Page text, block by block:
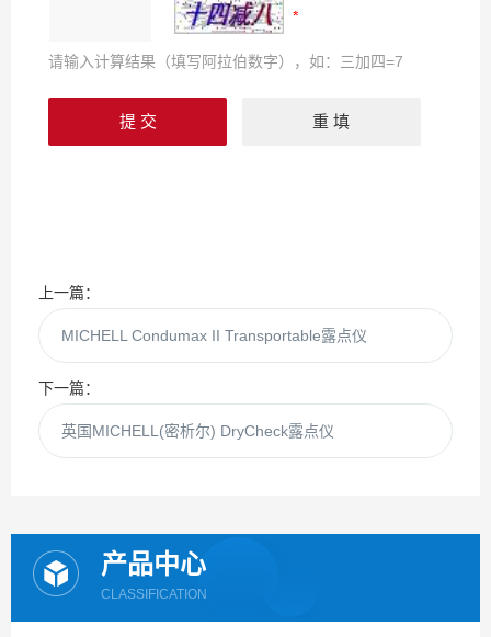
请输入计算结果（填写阿拉伯数字），如：三加四=7
上一篇：
MICHELL Condumax II Transportable露点仪
下一篇：
英国MICHELL(密析尔) DryCheck露点仪
产品中心
CLASSIFICATION